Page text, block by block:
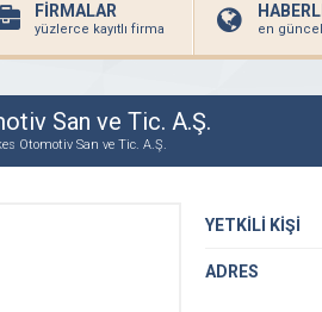
FİRMALAR
yüzlerce kayıtlı firma en
San ve Tic. A.Ş.
Otomotiv San ve Tic. A.Ş.
YETKİLİ KİŞİ
ADRES